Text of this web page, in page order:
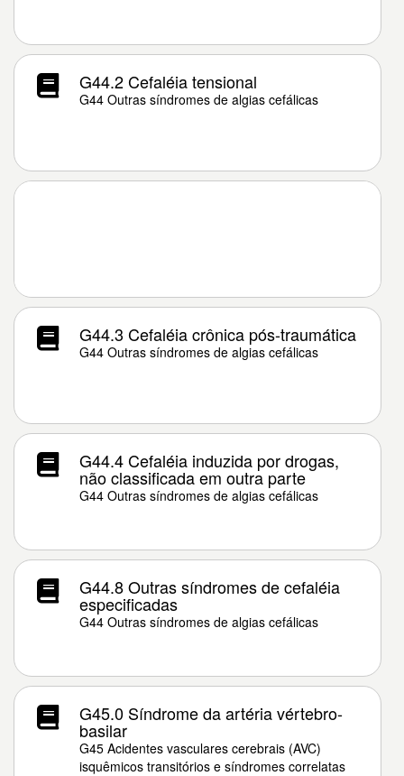
G44.2 Cefaléia tensional
G44 Outras síndromes de algias cefálicas
G44.3 Cefaléia crônica pós-traumática
G44 Outras síndromes de algias cefálicas
G44.4 Cefaléia induzida por drogas,
não classificada em outra parte
G44 Outras síndromes de algias cefálicas
G44.8 Outras síndromes de cefaléia
especificadas
G44 Outras síndromes de algias cefálicas
G45.0 Síndrome da artéria vértebro-
basilar
G45 Acidentes vasculares cerebrais (AVC)
isquêmicos transitórios e síndromes correlatas